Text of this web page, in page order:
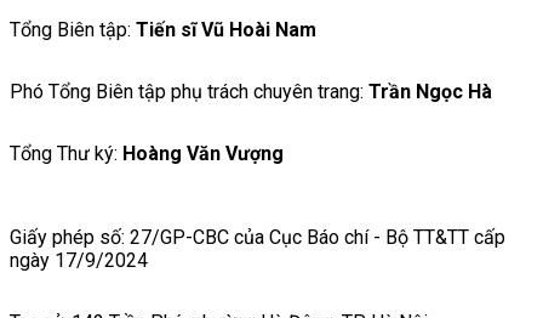
Tổng Biên tập: Tiến sĩ Vũ Hoài Nam
Phó Tổng Biên tập phụ trách chuyên trang: Trần Ngọc Hà
Tổng Thư ký: Hoàng Văn Vượng
Giấy phép số: 27/GP-CBC của Cục Báo chí - Bộ TT&TT cấp
ngày 17/9/2024